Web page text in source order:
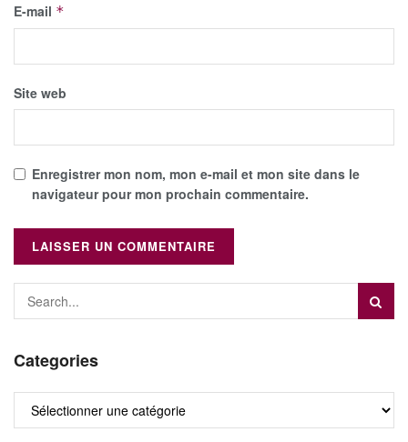
E-mail *
Site web
Enregistrer mon nom, mon e-mail et mon site dans le
navigateur pour mon prochain commentaire.
Categories